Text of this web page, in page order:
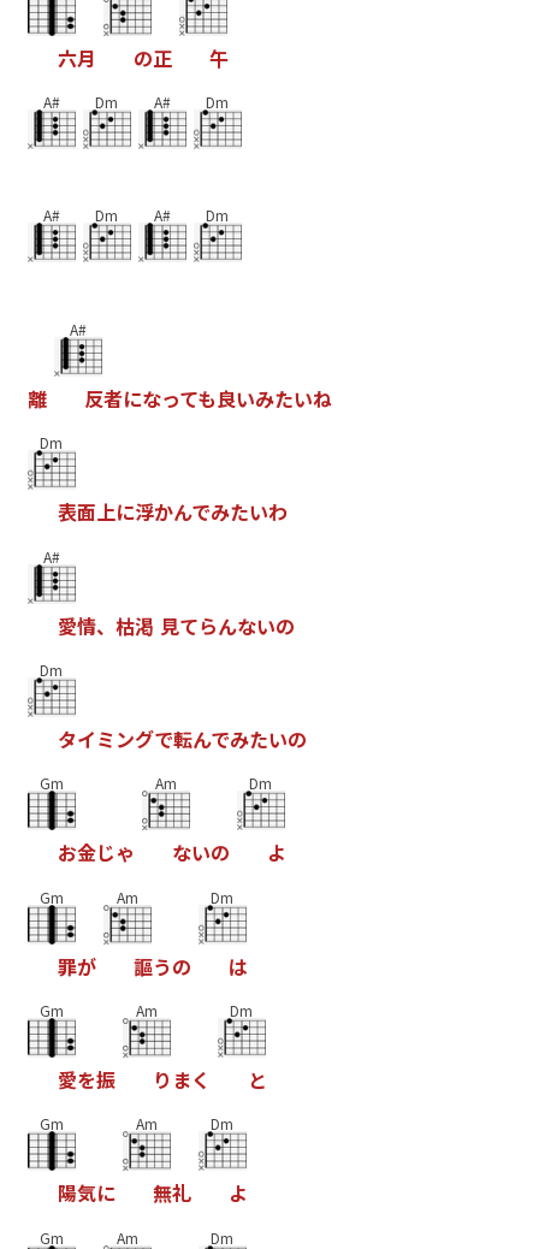
六月 の正 午
A# Dm A# Dm
A# Dm A# Dm
離
A#
反者になっても良いみたいね
Dm
表面上に浮かんでみたいわ
A#
愛情、 枯渇 見てらんないの
Dm
タイミングで転んでみたいの
Gm
お金じゃ
Am
ないの
Dm
よ
Gm
罪が
Am
謳うの
Dm
は
Gm
愛を振
Am
り まく
Dm
と
Gm
陽気に
Am
無礼
Dm
よ
Gm Am Dm